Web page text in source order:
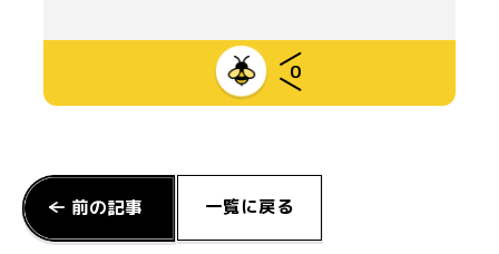
0
前の記事 一覧に戻る